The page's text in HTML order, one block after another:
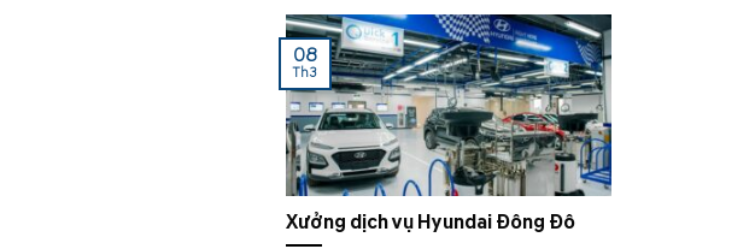
Xưởng dịch vụ Hyundai Đông Đô
08
Th3